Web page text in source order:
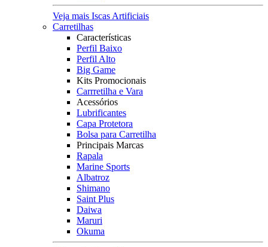
Veja mais Iscas Artificiais
Carretilhas
Características
Perfil Baixo
Perfil Alto
Big Game
Kits Promocionais
Carrretilha e Vara
Acessórios
Lubrificantes
Capa Protetora
Bolsa para Carretilha
Principais Marcas
Rapala
Marine Sports
Albatroz
Shimano
Saint Plus
Daiwa
Maruri
Okuma